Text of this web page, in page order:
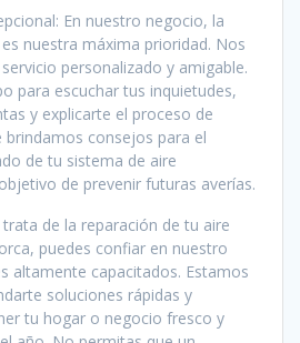
En nuestro negocio, la
nuestra máxima prioridad. Nos
personalizado y amigable.
para escuchar tus inquietudes,
y explicarte el proceso de
brindamos consejos para el
de tu sistema de aire
de prevenir futuras averías.
de la reparación de tu aire
puedes confiar en nuestro
altamente capacitados. Estamos
soluciones rápidas y
tu hogar o negocio fresco y